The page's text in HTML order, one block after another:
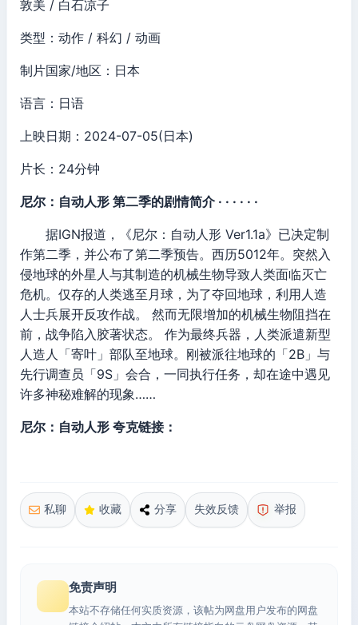
敦美 / 白石凉子
类型：动作 / 科幻 / 动画
制片国家/地区：日本
语言：日语
上映日期：2024-07-05(日本)
片长：24分钟
尼尔：自动人形 第二季的剧情简介 · · · · · ·
据IGN报道，《尼尔：自动人形 Ver1.1a》已决定制
作第二季，并公布了第二季预告。西历5012年。突然入
侵地球的外星人与其制造的机械生物导致人类面临灭亡
危机。仅存的人类逃至月球，为了夺回地球，利用人造
人士兵展开反攻作战。 然而无限增加的机械生物阻挡在
前，战争陷入胶著状态。 作为最终兵器，人类派遣新型
人造人「寄叶」部队至地球。刚被派往地球的「2B」与
先行调查员「9S」会合，一同执行任务，却在途中遇见
许多神秘难解的现象……
尼尔：自动人形 夸克链接：
私聊 收藏 分享 失效反馈 举报
免责声明
本站不存储任何实质资源，该帖为网盘用户发布的网盘